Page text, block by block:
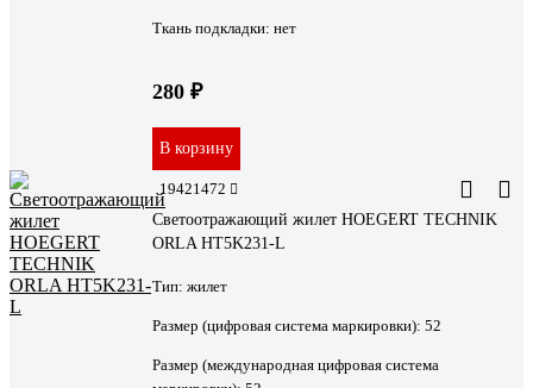
Ткань подкладки: нет
280 ₽
В корзину
19421472
Светоотражающий жилет HOEGERT TECHNIK
ORLA HT5K231-L
Тип: жилет
Размер (цифровая система маркировки): 52
Размер (международная цифровая система